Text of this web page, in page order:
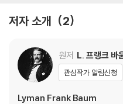
저자 소개 2
원저 L. 프랭크 바
관심작가 알림신청
Lyman Frank Baum